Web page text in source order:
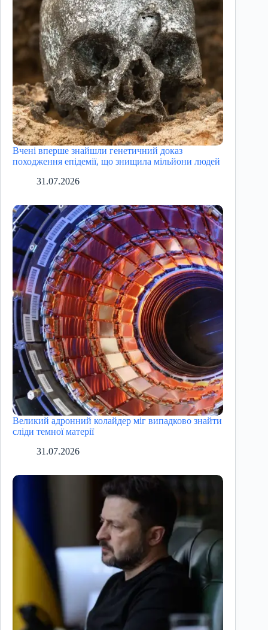
Вчені вперше знайшли генетичний доказ
походження епідемії, що знищила мільйони людей
31.07.2026
Великий адронний колайдер міг випадково знайти
сліди темної матерії
31.07.2026